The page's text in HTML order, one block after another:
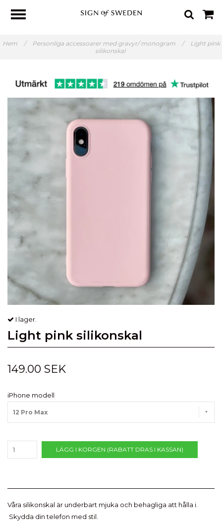
Hem / Personliga accessoarer med gravyr/ monogram /
Light pink
silikonskal
I lager.
Light pink silikonskal
149.00 SEK
iPhone modell
12 Pro Max
LÄGG I KORGEN (RABATT DRAS I KASSAN)
Våra silikonskal är underbart mjuka och behagliga att hålla i.
Skydda din telefon med stil.